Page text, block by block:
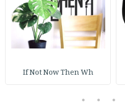
If Not Now Then Wh